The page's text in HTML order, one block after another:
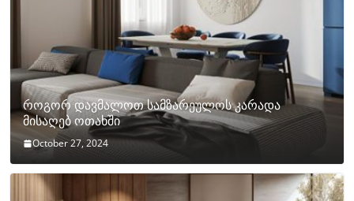
როგორ დავმალოთ სამზარეულოს კარადა
მისაღებ ოთახში
October 27, 2024